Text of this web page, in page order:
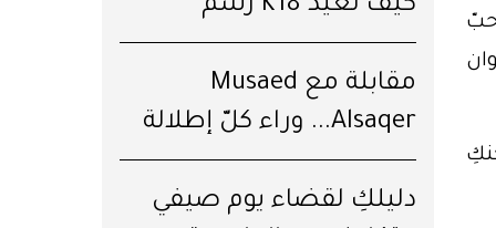
حبّ
كيف تعيد K18 رسم
مستقبل الشعر؟
مقابلة مع Musaed
Alsaqer... وراء كلّ إطلالة
قِصّة
دليلكِ لقضاء يوم صيفي